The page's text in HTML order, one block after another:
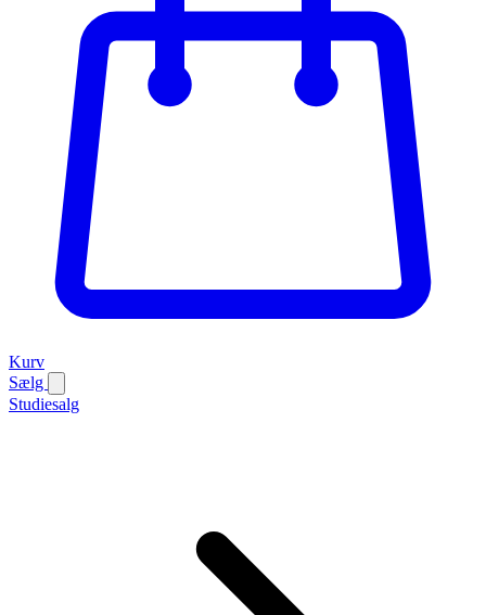
Kurv
Sælg
Studiesalg